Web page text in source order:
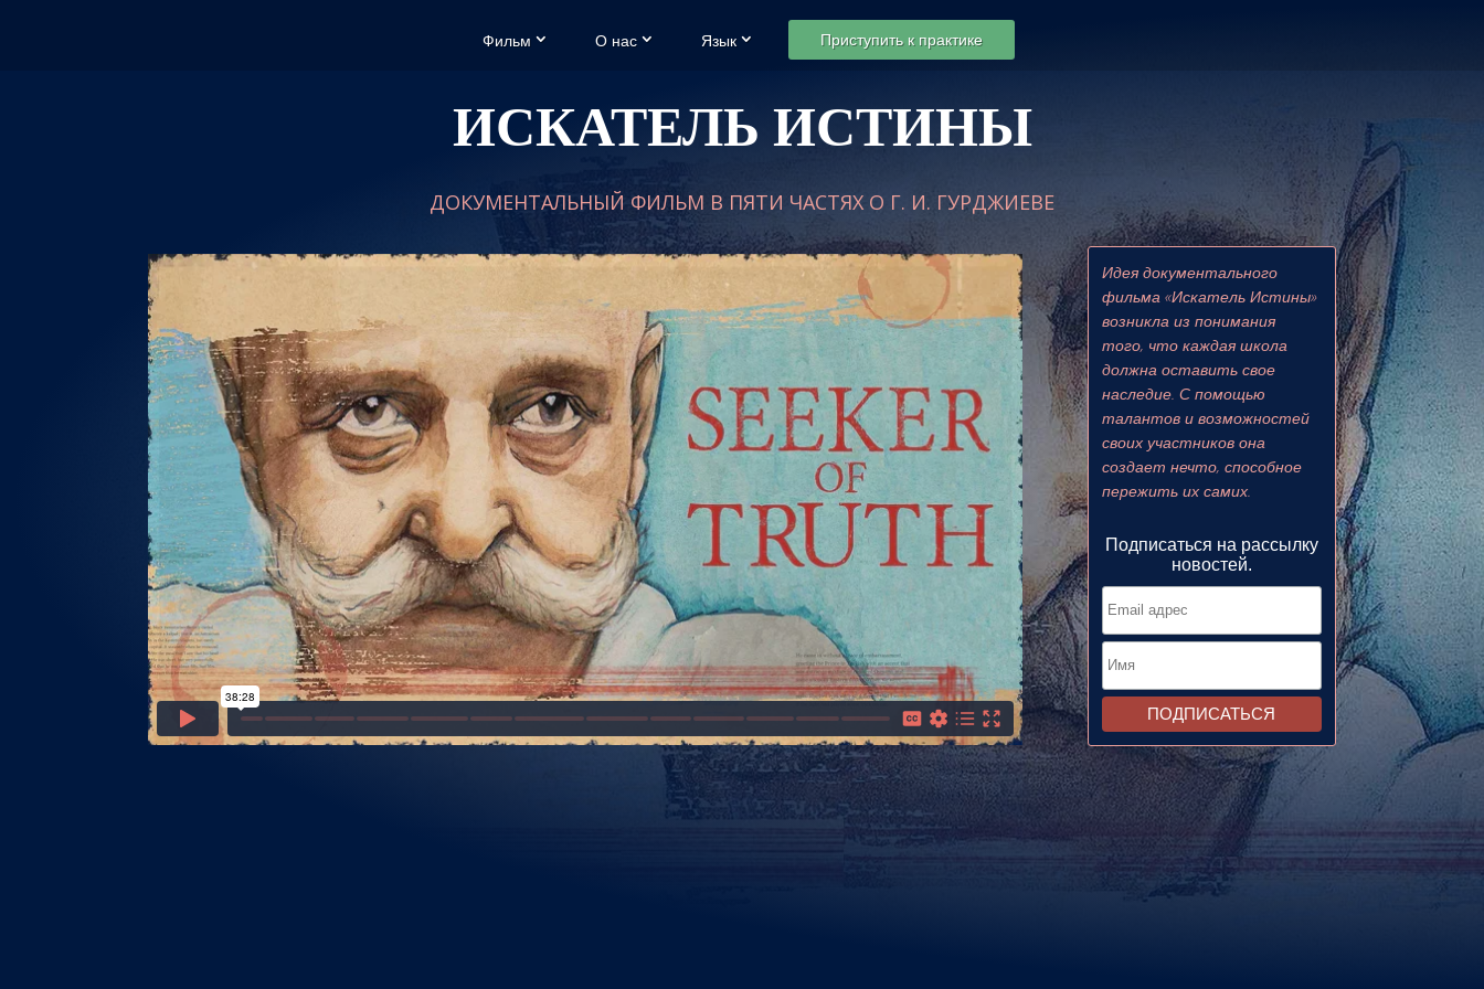
Фильм О нас Язык Приступить к практике
ИСКАТЕЛЬ ИСТИНЫ
ДОКУМЕНТАЛЬНЫЙ ФИЛЬМ В ПЯТИ ЧАСТЯХ О Г. И. ГУРДЖИЕВЕ
Идея документального
фильма «Искатель Истины»
возникла из понимания
того, что каждая школа
должна оставить свое
наследие. С помощью
талантов и возможностей
своих участников она
создает нечто, способное
пережить их самих.
Подписаться на рассылку
новостей.